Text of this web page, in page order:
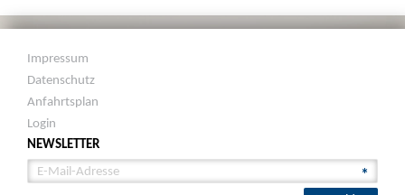
Impressum
Datenschutz
Anfahrtsplan
Login
NEWSLETTER